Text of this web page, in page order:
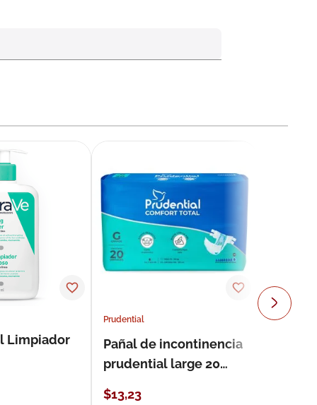
Limpiador
Prudential
Pañal de incontinencia
prudential large 20
$13,23